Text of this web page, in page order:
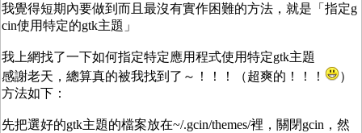
我覺得短期內要做到而且最沒有實作困難的方法，就是「指定g
cin使用特定的gtk主題」
我上網找了一下如何指定特定應用程式使用特定gtk主題
感謝老天，總算真的被我找到了～！！！（超爽的！！！
）
方法如下：
先把選好的gtk主題的檔案放在~/.gcin/themes/裡，關閉gcin，然